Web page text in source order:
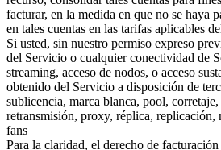
facturar, en la medida en que no se haya
en tales cuentas en las tarifas aplicables
Si usted, sin nuestro permiso expreso
del Servicio o cualquier conectividad de
streaming, acceso de nodos, o acceso
obtenido del Servicio a disposición de
sublicencia, marca blanca, pool,
retransmisión, proxy, réplica, replicación,
fans
Para la claridad, el derecho de